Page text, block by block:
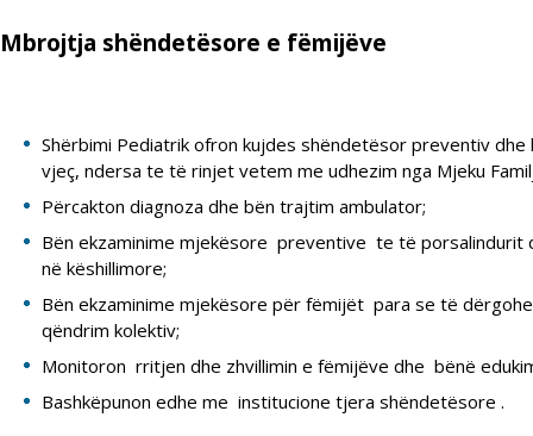
Mbrojtja shëndetësore e fëmijëve
Shërbimi Pediatrik ofron kujdes shëndetësor preventiv
vjeç, ndersa te të rinjet vetem me udhezim nga Mjeku
Përcakton diagnoza dhe bën trajtim ambulator;
Bën ekzaminime mjekësore preventive te të porsalindurit
në këshillimore;
Bën ekzaminime mjekësore për fëmijët para se të
qëndrim kolektiv;
Monitoron rritjen dhe zhvillimin e fëmijëve dhe bënë
Bashkëpunon edhe me institucione tjera shëndetësore .